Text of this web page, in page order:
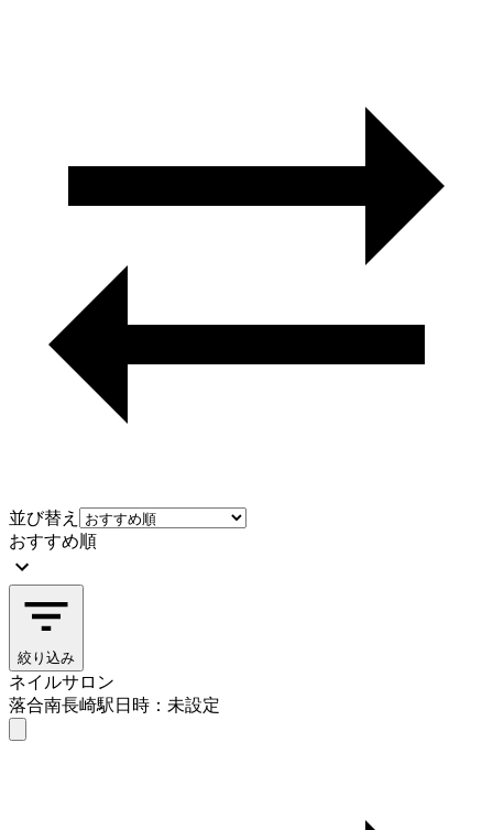
並び替え
おすすめ順
絞り込み
ネイルサロン
落合南長崎駅日時：未設定